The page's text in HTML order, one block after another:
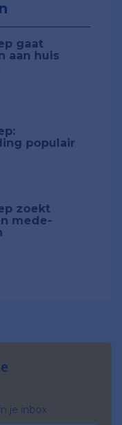
gaat
aan huis
populair
zoekt
mede-
je inbox